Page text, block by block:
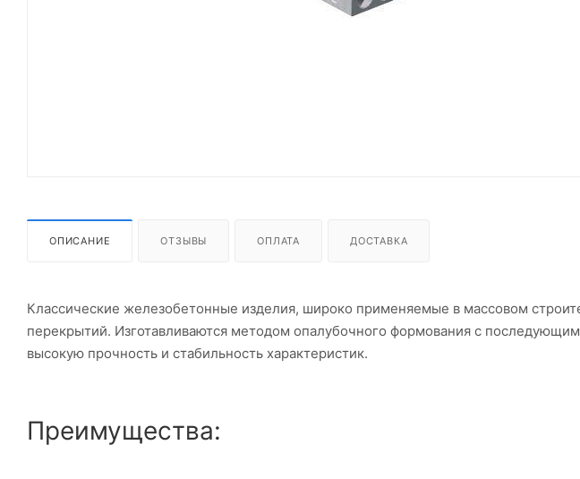
ОПИСАНИЕ ОТЗЫВЫ ОПЛАТА ДОСТАВКА
Классические железобетонные изделия, широко применяемые в массовом
перекрытий. Изготавливаются методом опалубочного формования с
высокую прочность и стабильность характеристик.
Преимущества: